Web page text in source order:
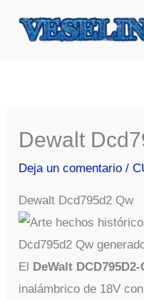
Dewalt
Deja un comentario /
Dewalt Dcd795d2 Qw
El DeWalt DCD795D2-
inalámbrico de 18V